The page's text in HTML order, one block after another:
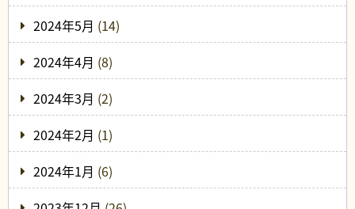
2024年5月 (14)
2024年4月 (8)
2024年3月 (2)
2024年2月 (1)
2024年1月 (6)